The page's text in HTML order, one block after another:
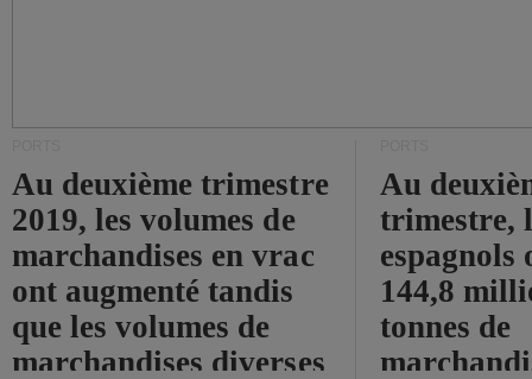
Au deuxième trimestre
2019, les volumes de
marchandises en vrac
ont augmenté tandis
que les volumes de
marchandises diverses
Au
trimestre,
144,8
tonnes de